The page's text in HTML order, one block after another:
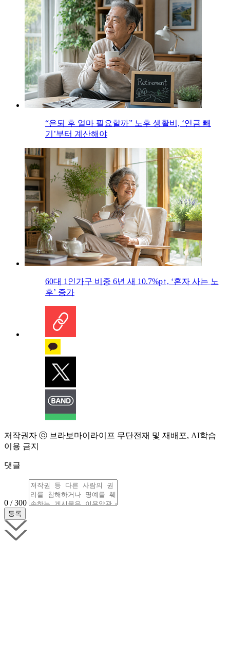
“은퇴 후 얼마 필요할까” 노후 생활비, ‘연금 빼
기’부터 계산해야
60대 1인가구 비중 6년 새 10.7%p↑, ‘혼자 사는 노
후’ 증가
저작권자 ⓒ 브라보마이라이프 무단전재 및 재배포, AI학습
이용 금지
댓글
0 / 300